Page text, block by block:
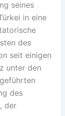
seines
in eine
des
seit einigen
unter den
des
der